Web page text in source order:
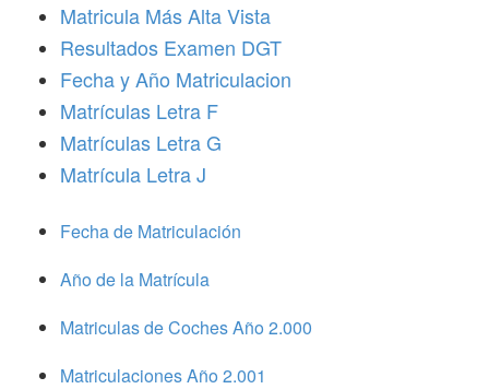
Matricula Más Alta Vista
Resultados Examen DGT
Fecha y Año Matriculacion
Matrículas Letra F
Matrículas Letra G
Matrícula Letra J
Fecha de Matriculación
Año de la Matrícula
Matriculas de Coches Año 2.000
Matriculaciones Año 2.001